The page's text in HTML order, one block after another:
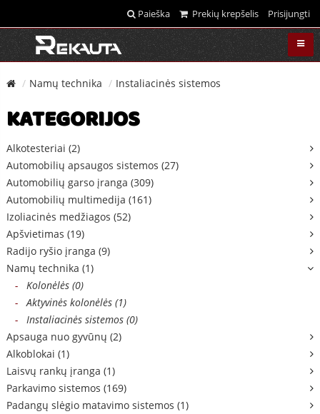
Paieška Prekių krepšelis Prisijungti
Namų technika Instaliacinės sistemos
KATEGORIJOS
Alkotesteriai (2)
Automobilių apsaugos sistemos (27)
Automobilių garso įranga (309)
Automobilių multimedija (161)
Izoliacinės medžiagos (52)
Apšvietimas (19)
Radijo ryšio įranga (9)
Namų technika (1)
- Kolonėlės (0)
- Aktyvinės kolonėlės (1)
- Instaliacinės sistemos (0)
Apsauga nuo gyvūnų (2)
Alkoblokai (1)
Laisvų rankų įranga (1)
Parkavimo sistemos (169)
Padangų slėgio matavimo sistemos (1)